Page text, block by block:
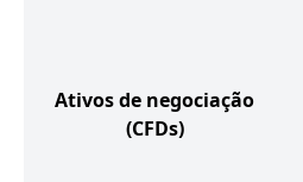
Ativos de negociação
(CFDs)